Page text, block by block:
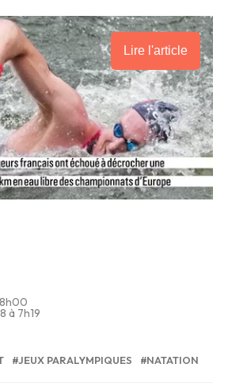
Lire l'article
8h00
à 7h19
JEUX PARALYMPIQUES
NATATION